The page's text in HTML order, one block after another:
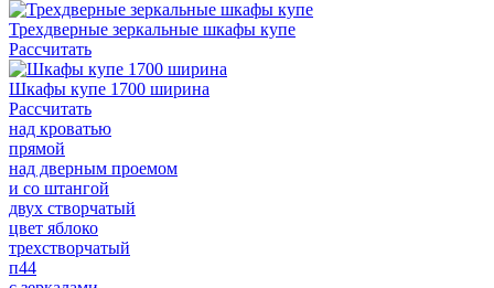
Трехдверные зеркальные шкафы купе
Рассчитать
Шкафы купе 1700 ширина
Рассчитать
над кроватью
прямой
над дверным проемом
и со штангой
двух створчатый
цвет яблоко
трехстворчатый
п44